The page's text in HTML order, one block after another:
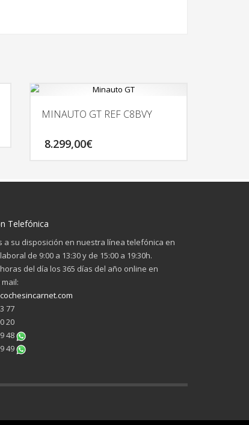
MINAUTO GT REF C8BVY
8.299,00€
Telefónica
a su disposición en nuestra línea telefónica en
de 9:00 a 13:30 y de 15:00 a 19:30h.
horas del día los 365 días del año online en
77
20
48
49